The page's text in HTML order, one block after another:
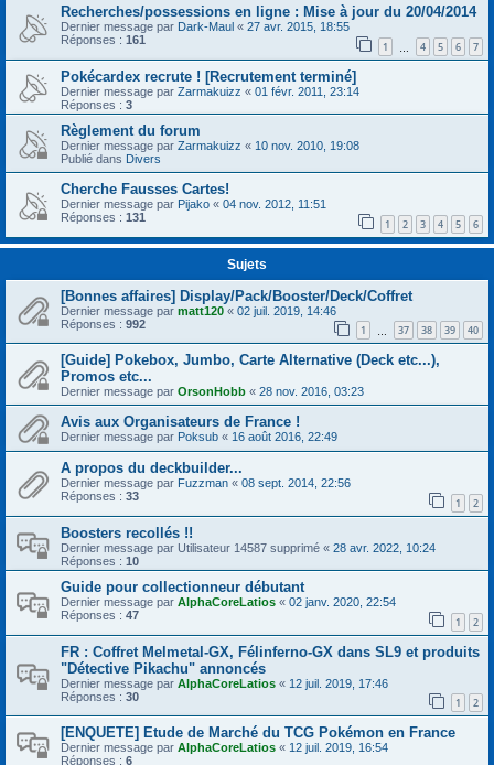
Recherches/possessions en ligne : Mise à jour du 20/04/2014
Dernier message par Dark-Maul « 27 avr. 2015, 18:55
Réponses : 161 1 4 5 6 7
Pokécardex recrute ! [Recrutement terminé]
Dernier message par Zarmakuizz « 01 févr. 2011, 23:14
Réponses : 3
Règlement du forum
Dernier message par Zarmakuizz « 10 nov. 2010, 19:08
Publié dans Divers
Cherche Fausses Cartes!
Dernier message par Pijako « 04 nov. 2012, 11:51
Réponses : 131 1 2 3 4 5 6
Sujets
[Bonnes affaires] Display/Pack/Booster/Deck/Coffret
Dernier message par matt120 « 02 juil. 2019, 14:46
Réponses : 992 1 37 38 39 40
[Guide] Pokebox, Jumbo, Carte Alternative (Deck etc...),
Promos etc...
Dernier message par OrsonHobb « 28 nov. 2016, 03:23
Avis aux Organisateurs de France !
Dernier message par Poksub « 16 août 2016, 22:49
A propos du deckbuilder...
Dernier message par Fuzzman « 08 sept. 2014, 22:56
Réponses : 33 1 2
Boosters recollés !!
Dernier message par Utilisateur 14587 supprimé « 28 avr. 2022, 10:24
Réponses : 10
Guide pour collectionneur débutant
Dernier message par AlphaCoreLatios « 02 janv. 2020, 22:54
Réponses : 47 1 2
FR : Coffret Melmetal-GX, Félinferno-GX dans SL9 et produits
"Détective Pikachu" annoncés
Dernier message par AlphaCoreLatios « 12 juil. 2019, 17:46
Réponses : 30 1 2
[ENQUETE] Etude de Marché du TCG Pokémon en France
Dernier message par AlphaCoreLatios « 12 juil. 2019, 16:54
Réponses : 6